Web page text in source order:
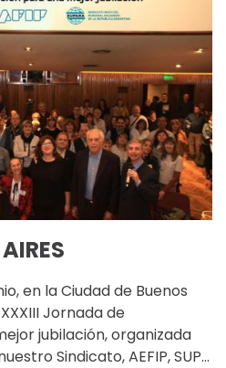
en la Ciudad de Buenos
Jornada de
jubilación, organizada
Sindicato, AEFIP, SUP…